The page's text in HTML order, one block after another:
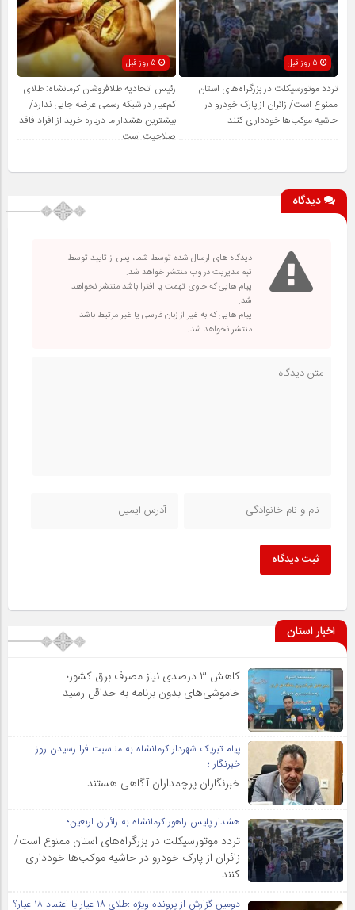
تردد موتورسیکلت در بزرگراه‌های استان
ممنوع است/ زائران از پارک خودرو در
حاشیه موکب‌ها خودداری کنند
رئیس اتحادیه طلافروشان کرمانشاه: طلای
کم‌عیار در شبکه رسمی عرضه جایی ندارد/
بیشترین هشدار ما درباره خرید از افراد فاقد
صلاحیت است
دیدگاه
دیدگاه های ارسال شده توسط شما، پس از تایید توسط
تیم مدیریت در وب منتشر خواهد شد.
پیام هایی که حاوی تهمت یا افترا باشد منتشر نخواهد
شد.
پیام هایی که به غیر از زبان فارسی یا غیر مرتبط باشد
منتشر نخواهد شد.
ثبت دیدگاه
اخبار استان
کاهش ۳ درصدی نیاز مصرف برق کشور؛
خاموشی‌های بدون برنامه به حداقل رسید
پیام تبریک شهردار کرمانشاه به مناسبت فرا رسیدن روز
خبرنگار ؛
خبرنگاران پرچمداران آگاهی هستند
هشدار پلیس راهور کرمانشاه به زائران اربعین؛
تردد موتورسیکلت در بزرگراه‌های استان ممنوع است/
زائران از پارک خودرو در حاشیه موکب‌ها خودداری
کنند
دومین گزارش از پرونده ویژه :طلای ۱۸ عیار یا اعتماد ۱۸ عیار؟